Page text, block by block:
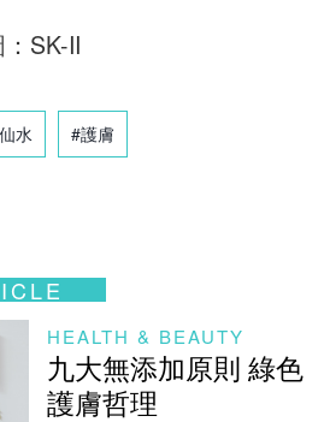
SK-II
水 #護膚
HEALTH & BEAUTY
九大無添加原則 綠色
護膚哲理